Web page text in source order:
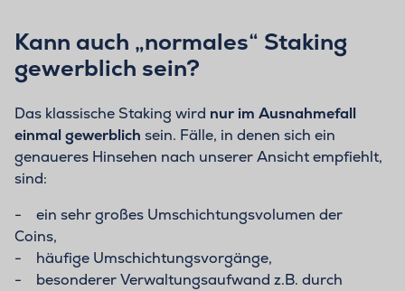
Kann auch „normales“ Staking
gewerblich sein?
Das klassische Staking wird nur im Ausnahmefall
einmal gewerblich sein. Fälle, in denen sich ein
genaueres Hinsehen nach unserer Ansicht empfiehlt,
sind:
- ein sehr großes Umschichtungsvolumen der
Coins,
- häufige Umschichtungsvorgänge,
- besonderer Verwaltungsaufwand z.B. durch